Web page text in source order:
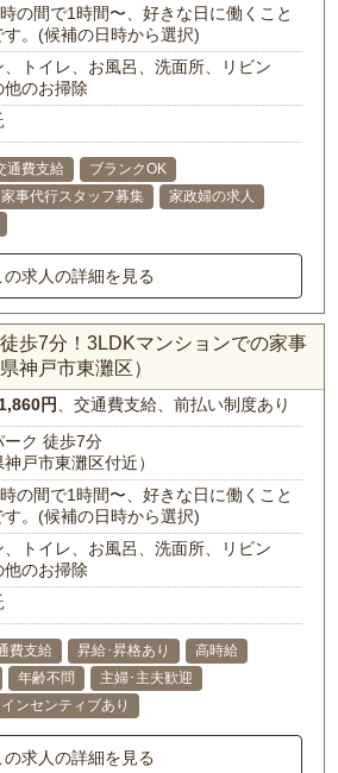
の間で1時間〜、好きな日に働くこと
す。(候補の日時から選択)
、トイレ、お風呂、洗面所、リビン
他のお掃除
通費支給
ブランクOK
家事代行スタッフ募集
家政婦の求人
の求人の詳細を見る
歩7分！3LDKマンションでの家事
神戸市東灘区）
円 、交通費支給、前払い制度あり
ーク 徒歩7分
神戸市東灘区付近）
の間で1時間〜、好きな日に働くこと
す。(候補の日時から選択)
、トイレ、お風呂、洗面所、リビン
他のお掃除
費支給 昇給･昇格あり
高時給
年齢不問
主婦･主夫歓迎
インセンティブあり
の求人の詳細を見る